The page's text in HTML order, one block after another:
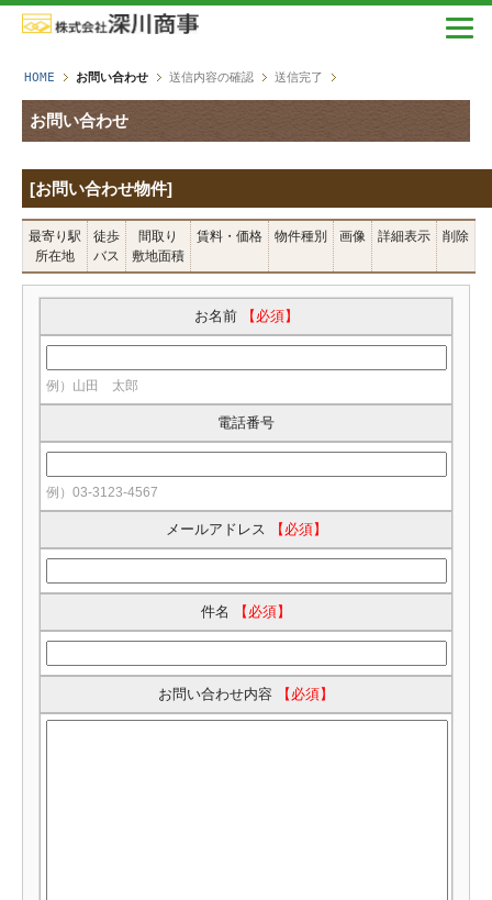
HOME お問い合わせ 送信内容の確認 送信完了
お問い合わせ
[お問い合わせ物件]
最寄り駅
所在地
徒歩
バス
間取り
敷地面積
賃料・価格 物件種別 画像 詳細表示 削除
お名前 【必須】
例）山田 太郎
電話番号
例）03-3123-4567
メールアドレス 【必須】
件名 【必須】
お問い合わせ内容 【必須】